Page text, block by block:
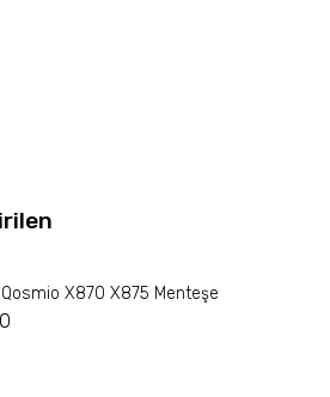
X870 X875 Menteşe